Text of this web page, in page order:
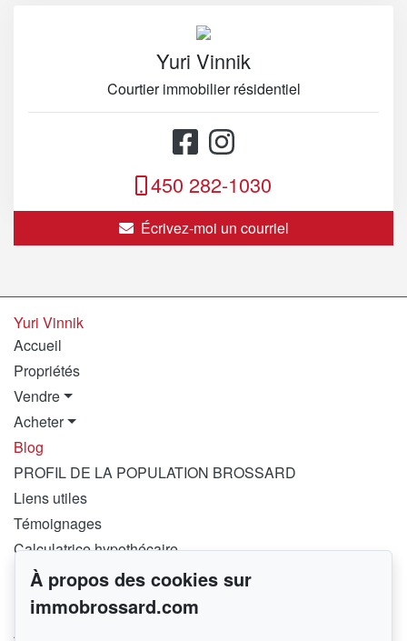
Yuri Vinnik
Courtier immobilier résidentiel
450 282-1030
Écrivez-moi un courriel
Yuri Vinnik
Accueil
Propriétés
Vendre
Acheter
Blog
PROFIL DE LA POPULATION BROSSARD
Liens utiles
Témoignages
Calculatrice hypothécaire
Pour me joindre
RE/MAX PLATINE – FRANCHISÉ INDÉPENDANT ET
AUTONOME DE RE/MAX QUÉBEC
À propos des cookies sur
immobrossard.com